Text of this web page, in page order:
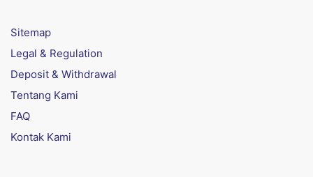
Sitemap
Legal & Regulation
Deposit & Withdrawal
Tentang Kami
FAQ
Kontak Kami